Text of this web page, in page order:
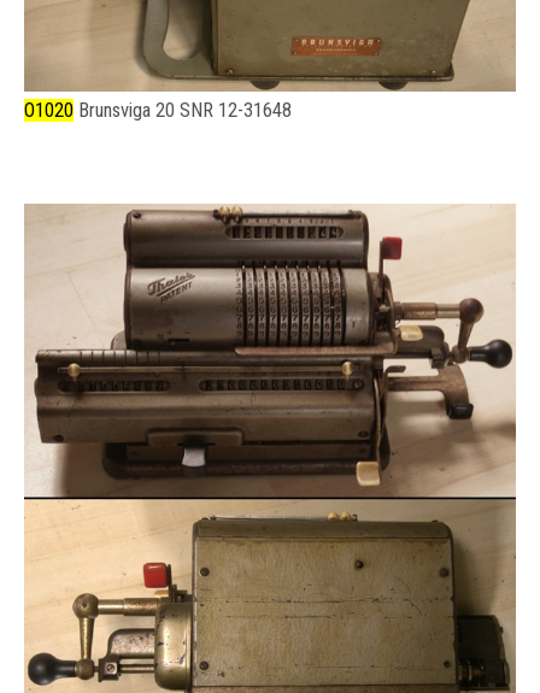
O1020 Brunsviga 20 SNR 12-31648